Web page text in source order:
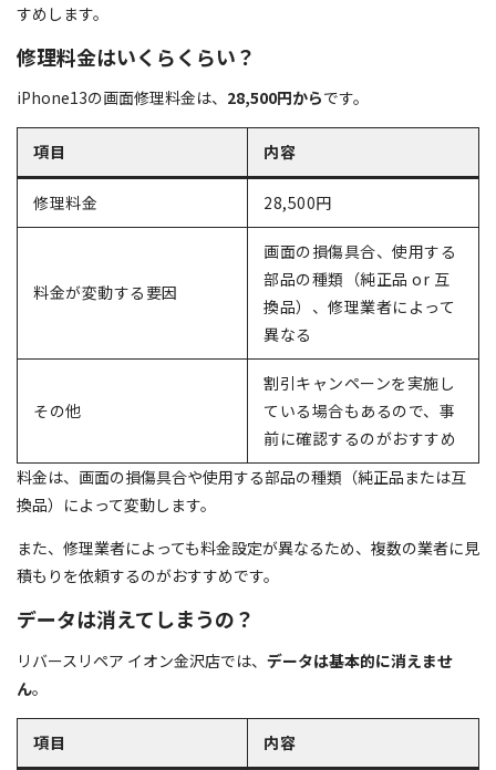
すめします。
修理料金はいくらくらい？
iPhone13の画面修理料金は、 28,500円からです。
項目 内容
修理料金 28,500円
料金が変動する要因
画面の損傷具合、使用する
部品の種類（純正品 or 互
換品）、修理業者によって
異なる
その他
割引キャンペーンを実施し
ている場合もあるので、事
前に確認するのがおすすめ
料金は、画面の損傷具合や使用する部品の種類（純正品または互
換品）によって変動します。
また、修理業者によっても料金設定が異なるため、複数の業者に見
積もりを依頼するのがおすすめです。
データは消えてしまうの？
リバースリペア イオン金沢店では、 データは基本的に消えませ
ん。
項目 内容